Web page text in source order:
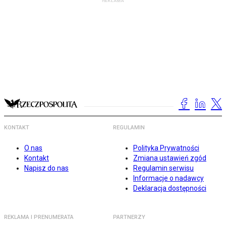
KONTAKT
O nas
Kontakt
Napisz do nas
REGULAMIN
Polityka Prywatności
Zmiana ustawień zgód
Regulamin serwisu
Informacje o nadawcy
Deklaracja dostępności
REKLAMA I PRENUMERATA PARTNERZY